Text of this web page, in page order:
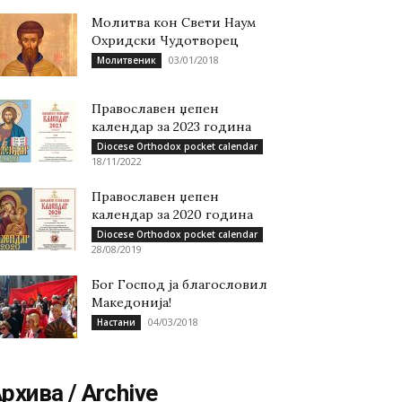
Молитва кон Свети Наум
Охридски Чудотворец
Молитвеник 03/01/2018
Православен џепен
календар за 2023 година
Diocese Orthodox pocket calendar
18/11/2022
Православен џепен
календар за 2020 година
Diocese Orthodox pocket calendar
28/08/2019
Бог Господ ја благословил
Македонија!
Настани 04/03/2018
/ Archive